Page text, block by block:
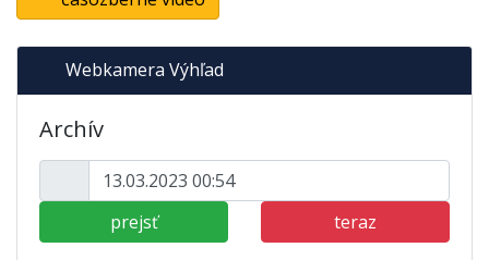
Webkamera Výhľad
Archív
prejsť teraz